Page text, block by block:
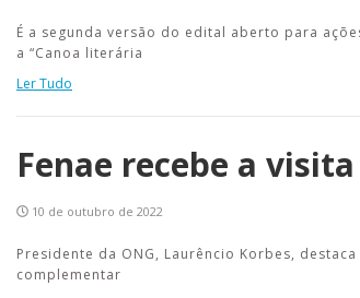
É a segunda versão do edital aberto para
a “Canoa literária
Ler Tudo
Fenae recebe a
10 de outubro de 2022
Presidente da ONG, Laurêncio Korbes,
complementar